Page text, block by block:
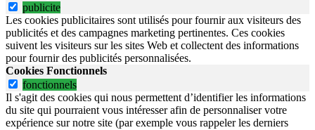
publicite
Les cookies publicitaires sont utilisés pour fournir aux visiteurs des
publicités et des campagnes marketing pertinentes. Ces cookies
suivent les visiteurs sur les sites Web et collectent des informations
pour fournir des publicités personnalisées.
Cookies Fonctionnels
fonctionnels
Il s'agit des cookies qui nous permettent d’identifier les informations
du site qui pourraient vous intéresser afin de personnaliser votre
expérience sur notre site (par exemple vous rappeler les derniers